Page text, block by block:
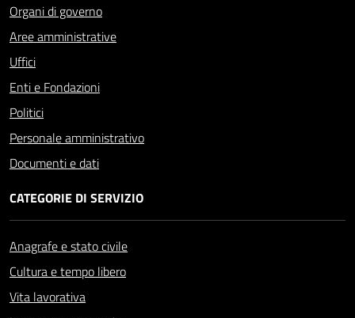
Organi di governo
Aree amministrative
Uffici
Enti e Fondazioni
Politici
Personale amministrativo
Documenti e dati
CATEGORIE DI SERVIZIO
Anagrafe e stato civile
Cultura e tempo libero
Vita lavorativa